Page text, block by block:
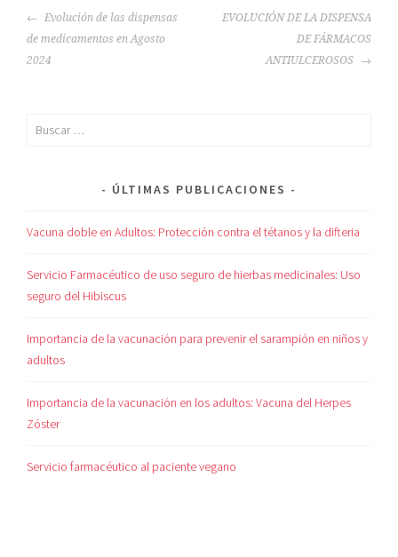
NAVEGACIÓN
DE
ENTRADAS
Evolución de las dispensas
de medicamentos en Agosto
2024
EVOLUCIÓN DE LA DISPENSA
DE FÁRMACOS
ANTIULCEROSOS
Buscar:
ÚLTIMAS PUBLICACIONES
Vacuna doble en Adultos: Protección contra el tétanos y la difteria
Servicio Farmacéutico de uso seguro de hierbas medicinales: Uso
seguro del Hibiscus
Importancia de la vacunación para prevenir el sarampión en niños y
adultos
Importancia de la vacunación en los adultos: Vacuna del Herpes
Zóster
Servicio farmacéutico al paciente vegano